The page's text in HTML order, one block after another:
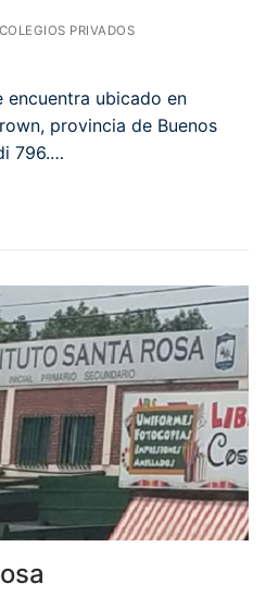
COLEGIOS PRIVADOS
ubicado en
provincia de Buenos
796.…